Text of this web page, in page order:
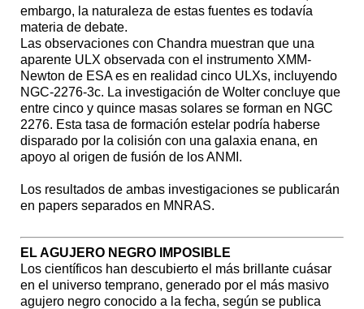
embargo, la naturaleza de estas fuentes es todavía
materia de debate.
Las observaciones con Chandra muestran que una
aparente ULX observada con el instrumento XMM-
Newton de ESA es en realidad cinco ULXs, incluyendo
NGC-2276-3c. La investigación de Wolter concluye que
entre cinco y quince masas solares se forman en NGC
2276. Esta tasa de formación estelar podría haberse
disparado por la colisión con una galaxia enana, en
apoyo al origen de fusión de los ANMI.
Los resultados de ambas investigaciones se publicarán
en papers separados en MNRAS.
EL AGUJERO NEGRO IMPOSIBLE
Los científicos han descubierto el más brillante cuásar
en el universo temprano, generado por el más masivo
agujero negro conocido a la fecha, según se publica